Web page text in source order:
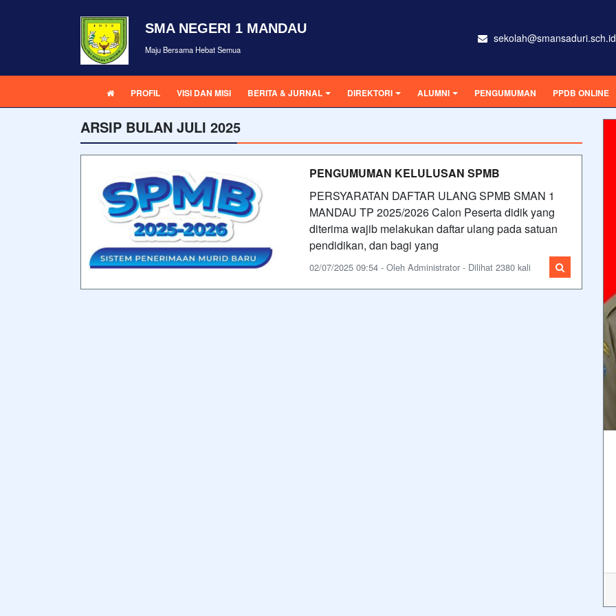
SMA NEGERI 1 MANDAU
Maju Bersama Hebat Semua
sekolah@smansaduri.sch.id
PROFIL VISI DAN MISI BERITA & JURNAL DIREKTORI ALUMNI PENGUMUMAN PPDB ONLINE
ARSIP BULAN JULI 2025
PENGUMUMAN KELULUSAN SPMB
PERSYARATAN DAFTAR ULANG SPMB SMAN 1
MANDAU TP 2025/2026 Calon Peserta didik yang
diterima wajib melakukan daftar ulang pada satuan
pendidikan, dan bagi yang
02/07/2025 09:54 - Oleh Administrator - Dilihat 2380 kali